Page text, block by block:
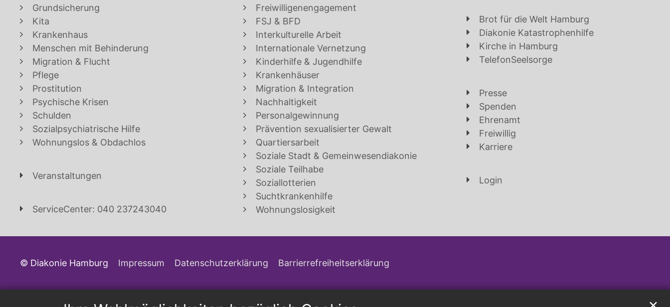
Grundsicherung
Kita
Krankenhaus
Menschen mit Behinderung
Migration & Flucht
Pflege
Prostitution
Psychische Krisen
Schulden
Sozialpsychiatrische Hilfe
Wohnungslos & Obdachlos
Veranstaltungen
ServiceCenter: 040 237243040
Freiwilligenengagement
FSJ & BFD
Interkulturelle Arbeit
Internationale Vernetzung
Kinderhilfe & Jugendhilfe
Krankenhäuser
Migration & Integration
Nachhaltigkeit
Personalgewinnung
Prävention sexualisierter Gewalt
Quartiersarbeit
Soziale Stadt & Gemeinwesendiakonie
Soziale Teilhabe
Soziallotterien
Suchtkrankenhilfe
Wohnungslosigkeit
Brot für die Welt Hamburg
Diakonie Katastrophenhilfe
Kirche in Hamburg
TelefonSeelsorge
Presse
Spenden
Ehrenamt
Freiwillig
Karriere
Login
© Diakonie Hamburg Impressum Datenschutzerklärung Barrierrefreiheitserklärung